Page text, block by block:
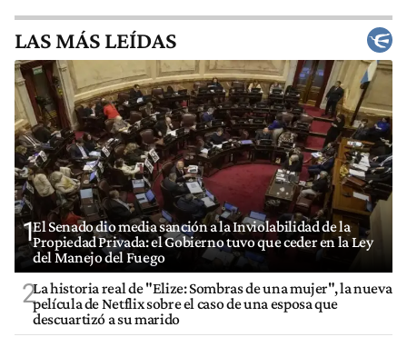
LAS MÁS LEÍDAS
1El Senado dio media sanción a la Inviolabilidad de la
Propiedad Privada: el Gobierno tuvo que ceder en la Ley
del Manejo del Fuego
2La historia real de "Elize: Sombras de una mujer", la nueva
película de Netflix sobre el caso de una esposa que
descuartizó a su marido